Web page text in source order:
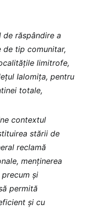
răspândire a
de tip comunitar,
limitrofe,
Ialomița, pentru
totale,
contextul
stării de
reclamă
menținerea
și
permită
și cu